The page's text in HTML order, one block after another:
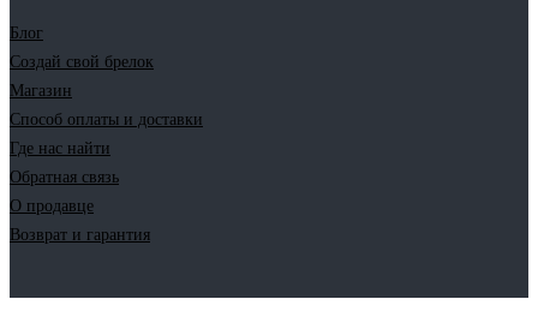
Блог
Создай свой брелок
Магазин
Способ оплаты и доставки
Где нас найти
Обратная связь
О продавце
Возврат и гарантия